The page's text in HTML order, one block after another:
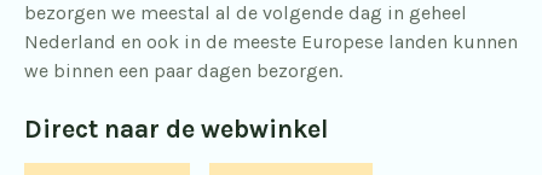
bezorgen we meestal al de volgende dag in geheel
Nederland en ook in de meeste Europese landen kunnen
we binnen een paar dagen bezorgen.
Direct naar de webwinkel